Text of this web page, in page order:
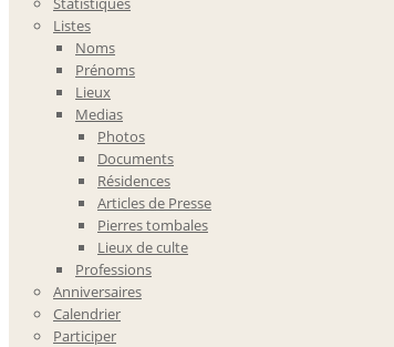
Listes
Noms
Prénoms
Lieux
Medias
Photos
Documents
Résidences
Articles de Presse
Pierres tombales
Lieux de culte
Professions
Anniversaires
Calendrier
Participer